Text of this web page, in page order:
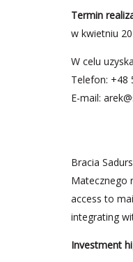
Termin
w kwietniu
W celu
Telefon: +48
E-mail:
Bracia
Matecznego
access to
integrating
Investment